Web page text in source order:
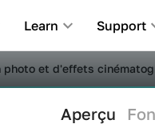
Learn Support
et d'effets
Aperçu